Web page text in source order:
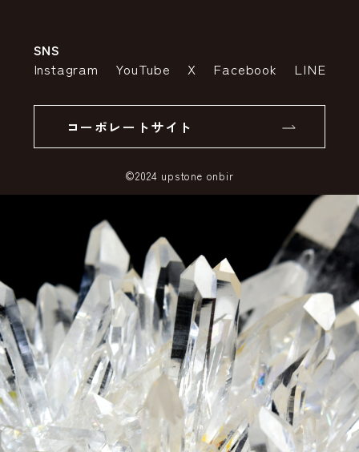
特定商取引法の表示
SSLサーバー証明書とは
SNS
Instagram YouTube X Facebook LINE
コーポレートサイト
©2024 upstone onbir